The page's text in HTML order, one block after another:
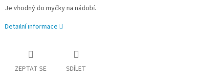
Je vhodný do myčky na nádobí.
Detailní informace
ZEPTAT SE SDÍLET